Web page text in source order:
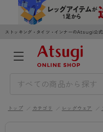
ストッキング・タイツ・インナーのAtsugi公式
3,980円以上
トップ カテゴリ レッグウェア